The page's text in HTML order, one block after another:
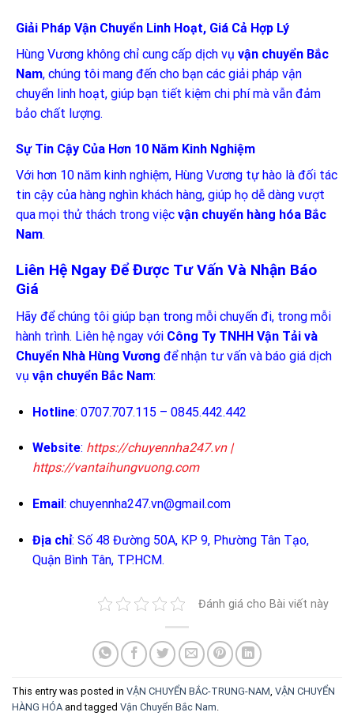
Giải Pháp Vận Chuyển Linh Hoạt, Giá Cả Hợp Lý
Hùng Vương không chỉ cung cấp dịch vụ vận chuyển Bắc
Nam, chúng tôi mang đến cho bạn các giải pháp vận
chuyển linh hoạt, giúp bạn tiết kiệm chi phí mà vẫn đảm
bảo chất lượng.
Sự Tin Cậy Của Hơn 10 Năm Kinh Nghiệm
Với hơn 10 năm kinh nghiệm, Hùng Vương tự hào là đối tác
tin cậy của hàng nghìn khách hàng, giúp họ dễ dàng vượt
qua mọi thử thách trong việc vận chuyển hàng hóa Bắc
Nam.
Liên Hệ Ngay Để Được Tư Vấn Và Nhận Báo
Giá
Hãy để chúng tôi giúp bạn trong mỗi chuyến đi, trong mỗi
hành trình. Liên hệ ngay với Công Ty TNHH Vận Tải và
Chuyển Nhà Hùng Vương để nhận tư vấn và báo giá dịch
vụ vận chuyển Bắc Nam:
Hotline: 0707.707.115 – 0845.442.442
Website: https://chuyennha247.vn|
https://vantaihungvuong.com
Email : chuyennha247.vn@gmail.com
Địa chỉ: Số 48 Đường 50A, KP 9, Phường Tân Tạo,
Quận Bình Tân, TP.HCM.
Đánh giá cho Bài viết này
This entry was posted in VẬN CHUYỂN BẮC-TRUNG-NAM VẬN CHUYỂN
HÀNG HÓA and tagged Vận Chuyển Bắc Nam